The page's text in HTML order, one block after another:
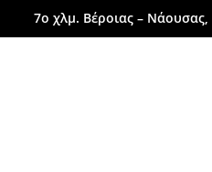
7ο χλμ. Βέροιας – Νάουσας,